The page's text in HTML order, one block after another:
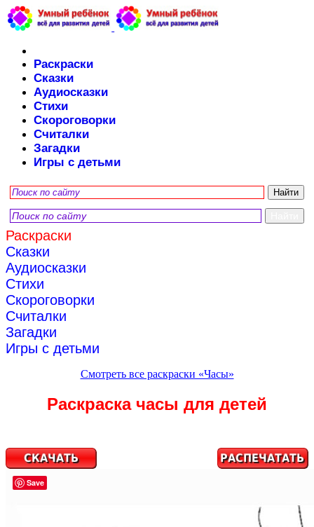
Раскраски
Сказки
Аудиосказки
Стихи
Скороговорки
Считалки
Загадки
Игры с детьми
Раскраски
Сказки
Аудиосказки
Стихи
Скороговорки
Считалки
Загадки
Игры с детьми
Смотреть все раскраски «Часы»
Раскраска часы для детей
Save